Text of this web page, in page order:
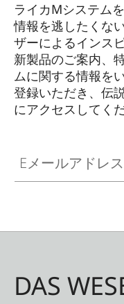
ライカMシステム
情報を逃したくな
ザーによるインス
新製品のご案内、
ムに関する情報を
登録いただき、伝
にアクセスしてくだ
DAS